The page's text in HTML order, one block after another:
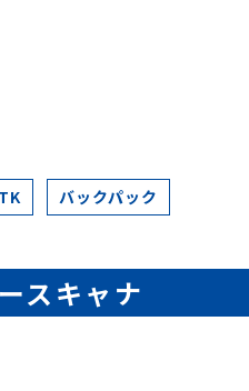
バックパック
スキャナ